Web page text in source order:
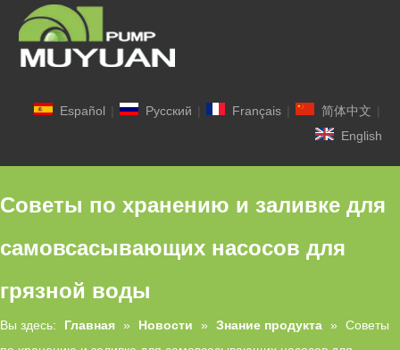
Español | Pусский | Français | 简体中文 |
English
Советы по хранению и заливке для
самовсасывающих насосов для
грязной воды
Вы здесь: Главная » Новости » Знание продукта »
Советы